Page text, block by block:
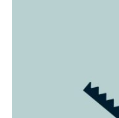
Los principales 4
estafas románticas
Qué hacer si lo han